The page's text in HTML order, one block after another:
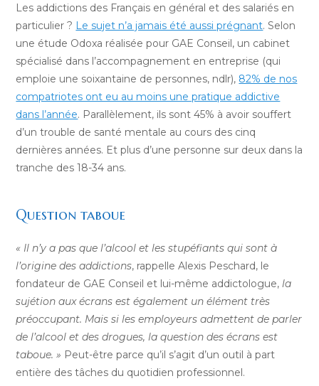
Les addictions des Français en général et des salariés en
particulier ? Le sujet n’a jamais été aussi prégnant. Selon
une étude Odoxa réalisée pour GAE Conseil, un cabinet
spécialisé dans l’accompagnement en entreprise (qui
emploie une soixantaine de personnes, ndlr), 82% de nos
compatriotes ont eu au moins une pratique addictive
dans l’année. Parallèlement, ils sont 45% à avoir souffert
d’un trouble de santé mentale au cours des cinq
dernières années. Et plus d’une personne sur deux dans la
tranche des 18-34 ans.
Question taboue
« Il n’y a pas que l’alcool et les stupéfiants qui sont à
l’origine des addictions, rappelle Alexis Peschard, le
fondateur de GAE Conseil et lui-même addictologue,la
sujétion aux écrans est également un élément très
préoccupant. Mais si les employeurs admettent de parler
de l’alcool et des drogues, la question des écrans est
taboue. » Peut-être parce qu’il s’agit d’un outil à part
entière des tâches du quotidien professionnel.